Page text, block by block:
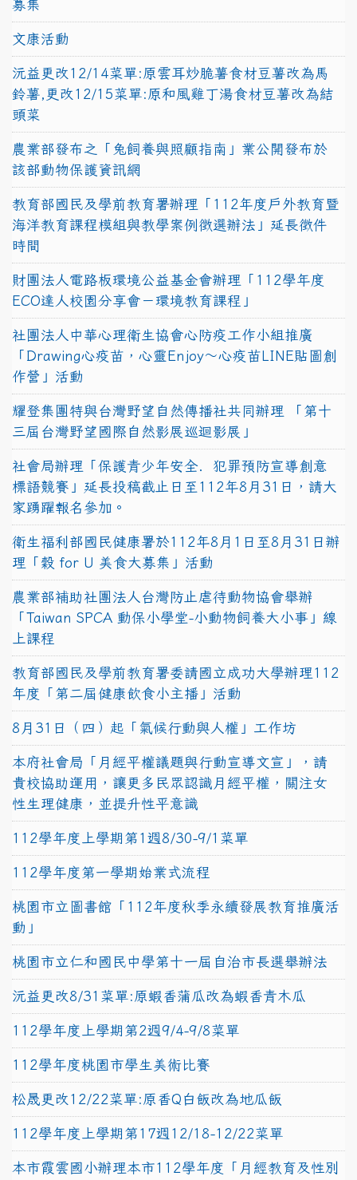
募集
文康活動
沅益更改12/14菜單:原雲耳炒脆薯食材豆薯改為馬
鈴薯,更改12/15菜單:原和風雞丁湯食材豆薯改為結
頭菜
農業部發布之「兔飼養與照顧指南」業公開發布於
該部動物保護資訊網
教育部國民及學前教育署辦理「112年度戶外教育暨
海洋教育課程模組與教學案例徵選辦法」延長徵件
時間
財團法人電路板環境公益基金會辦理「112學年度
ECO達人校園分享會－環境教育課程」
社團法人中華心理衛生協會心防疫工作小組推廣
「Drawing心疫苗，心靈Enjoy〜心疫苗LINE貼圖創
作營」活動
耀登集團特與台灣野望自然傳播社共同辦理 「第十
三屆台灣野望國際自然影展巡迴影展」
社會局辦理「保護青少年安全．犯罪預防宣導創意
標語競賽」延長投稿截止日至112年8月31日，請大
家踴躍報名參加。
衛生福利部國民健康署於112年8月1日至8月31日辦
理「穀 for U 美食大募集」活動
農業部補助社團法人台灣防止虐待動物協會舉辦
「Taiwan SPCA 動保小學堂-小動物飼養大小事」線
上課程
教育部國民及學前教育署委請國立成功大學辦理112
年度「第二屆健康飲食小主播」活動
8月31日（四）起「氣候行動與人權」工作坊
本府社會局「月經平權議題與行動宣導文宣」，請
貴校協助運用，讓更多民眾認識月經平權，關注女
性生理健康，並提升性平意識
112學年度上學期第1週8/30-9/1菜單
112學年度第一學期始業式流程
桃園市立圖書館「112年度秋季永續發展教育推廣活
動」
桃園市立仁和國民中學第十一屆自治市長選舉辦法
沅益更改8/31菜單:原蝦香蒲瓜改為蝦香青木瓜
112學年度上學期第2週9/4-9/8菜單
112學年度桃園市學生美術比賽
松晟更改12/22菜單:原香Q白飯改為地瓜飯
112學年度上學期第17週12/18-12/22菜單
本市霞雲國小辦理本市112學年度「月經教育及性別